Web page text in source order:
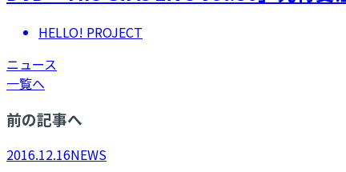
HELLO! PROJECT
ニュース
一覧へ
前の記事へ
2016.12.16NEWS